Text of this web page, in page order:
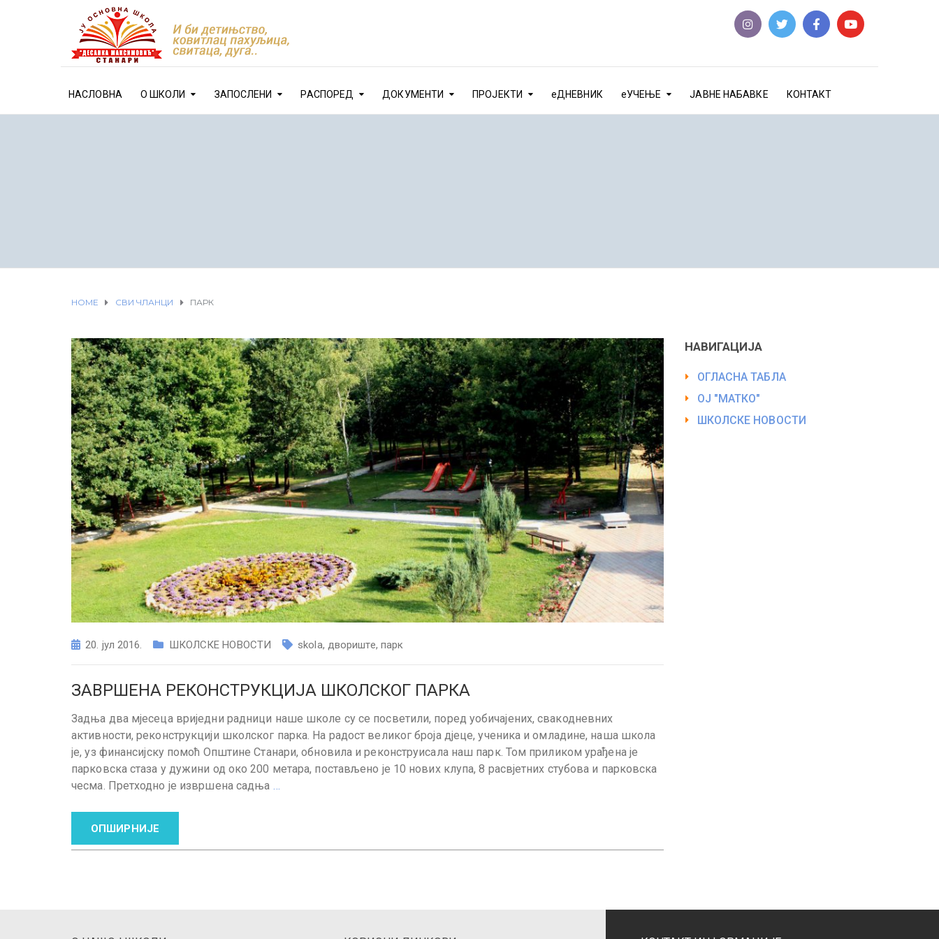
НАСЛОВНА О ШКОЛИ ЗАПОСЛЕНИ РАСПОРЕД ДОКУМЕНТИ ПРОЈЕКТИ еДНЕВНИК еУЧЕЊЕ ЈАВНЕ НАБАВКЕ КОНТАКТ
HOME СВИ ЧЛАНЦИ ПАРК
20. јул 2016. ШКОЛСКЕ НОВОСТИ skola, двориште, парк
ЗАВРШЕНА РЕКОНСТРУКЦИЈА ШКОЛСКОГ ПАРКА
Задња два мјесеца вриједни радници наше школе су се посветили, поред уобичајених, свакодневних
активности, реконструкцији школског парка. На радост великог броја дјеце, ученика и омладине, наша школа
је, уз финансијску помоћ Општине Станари, обновила и реконструисала наш парк. Том приликом урађена је
парковска стаза у дужини од око 200 метара, постављено је 10 нових клупа, 8 расвјетних стубова и парковска
чесма. Претходно је извршена садња …
ОПШИРНИЈЕ
НАВИГАЦИЈА
ОГЛАСНА ТАБЛА
ОЈ "МАТКО"
ШКОЛСКЕ НОВОСТИ